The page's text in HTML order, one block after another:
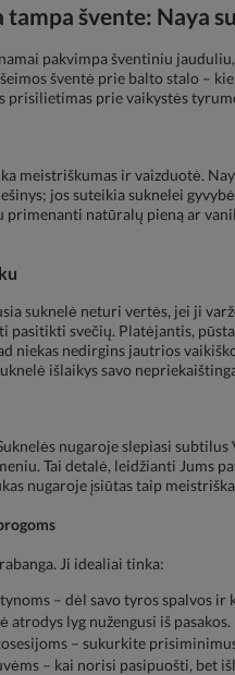
švente: Naya
pakvimpa šventiniu
šventė prie balto stalo –
prisilietimas prie vaikystės
meistriškumas ir vaizduotė.
jos suteikia suknelei
primenanti natūralų pieną ar
suknelė neturi vertės, jei ji
pasitikti svečių. Platėjantis,
niekas nedirgins jautrios
išlaikys savo
nugaroje slepiasi
Tai detalė, leidžianti
nugaroje įsiūtas taip
Ji idealiai tinka:
– dėl savo tyros spalvos ir
atrodys lyg nužengusi iš pasakos.
– sukurkite
– kai norisi pasipuošti, bet